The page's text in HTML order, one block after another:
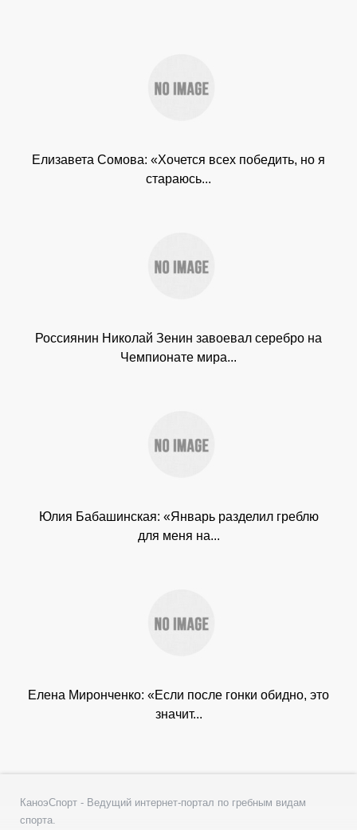
Елизавета Сомова: «Хочется всех победить, но я
стараюсь...
Россиянин Николай Зенин завоевал серебро на
Чемпионате мира...
Юлия Бабашинская: «Январь разделил греблю
для меня на...
Елена Миронченко: «Если после гонки обидно, это
значит...
КаноэСпорт - Ведущий интернет-портал по гребным видам
спорта.